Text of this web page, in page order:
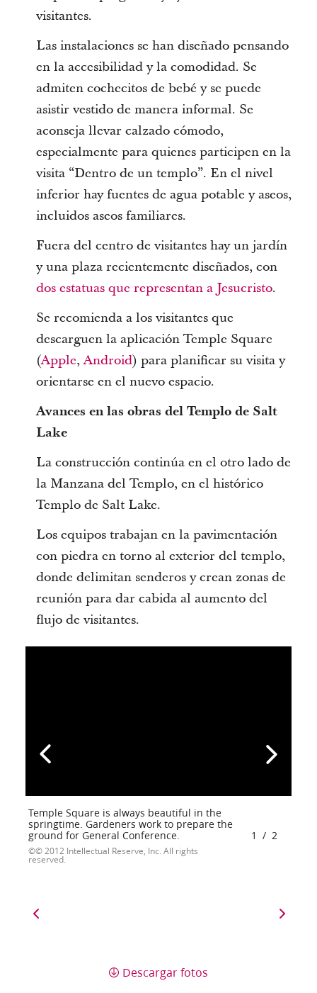
visitantes.
Las instalaciones se han diseñado pensando
en la accesibilidad y la comodidad. Se
admiten cochecitos de bebé y se puede
asistir vestido de manera informal. Se
aconseja llevar calzado cómodo,
especialmente para quienes participen en la
visita “Dentro de un templo”. En el nivel
inferior hay fuentes de agua potable y aseos,
incluidos aseos familiares.
Fuera del centro de visitantes hay un jardín
y una plaza recientemente diseñados, con
dos estatuas que representan a Jesucristo.
Se recomienda a los visitantes que
descarguen la aplicación Temple Square
(Apple,Android) para planificar su visita y
orientarse en el nuevo espacio.
Avances en las obras del Templo de Salt
Lake
La construcción continúa en el otro lado de
la Manzana del Templo, en el histórico
Templo de Salt Lake.
Los equipos trabajan en la pavimentación
con piedra en torno al exterior del templo,
donde delimitan senderos y crean zonas de
reunión para dar cabida al aumento del
flujo de visitantes.
Temple Square is always beautiful in the
springtime. Gardeners work to prepare the
ground for General Conference.
© 2012 Intellectual Reserve, Inc. All rights
reserved.
1 / 2
Descargar fotos